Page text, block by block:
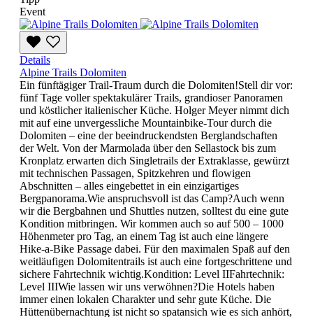
Event
Details
Alpine Trails Dolomiten
Ein fünftägiger Trail-Traum durch die Dolomiten!Stell dir vor:
fünf Tage voller spektakulärer Trails, grandioser Panoramen
und köstlicher italienischer Küche. Holger Meyer nimmt dich
mit auf eine unvergessliche Mountainbike-Tour durch die
Dolomiten – eine der beeindruckendsten Berglandschaften
der Welt. Von der Marmolada über den Sellastock bis zum
Kronplatz erwarten dich Singletrails der Extraklasse, gewürzt
mit technischen Passagen, Spitzkehren und flowigen
Abschnitten – alles eingebettet in ein einzigartiges
Bergpanorama.Wie anspruchsvoll ist das Camp?Auch wenn
wir die Bergbahnen und Shuttles nutzen, solltest du eine gute
Kondition mitbringen. Wir kommen auch so auf 500 – 1000
Höhenmeter pro Tag, an einem Tag ist auch eine längere
Hike-a-Bike Passage dabei. Für den maximalen Spaß auf den
weitläufigen Dolomitentrails ist auch eine fortgeschrittene und
sichere Fahrtechnik wichtig.Kondition: Level IIFahrtechnik:
Level IIIWie lassen wir uns verwöhnen?Die Hotels haben
immer einen lokalen Charakter und sehr gute Küche. Die
Hüttenübernachtung ist nicht so spatansich wie es sich anhört,